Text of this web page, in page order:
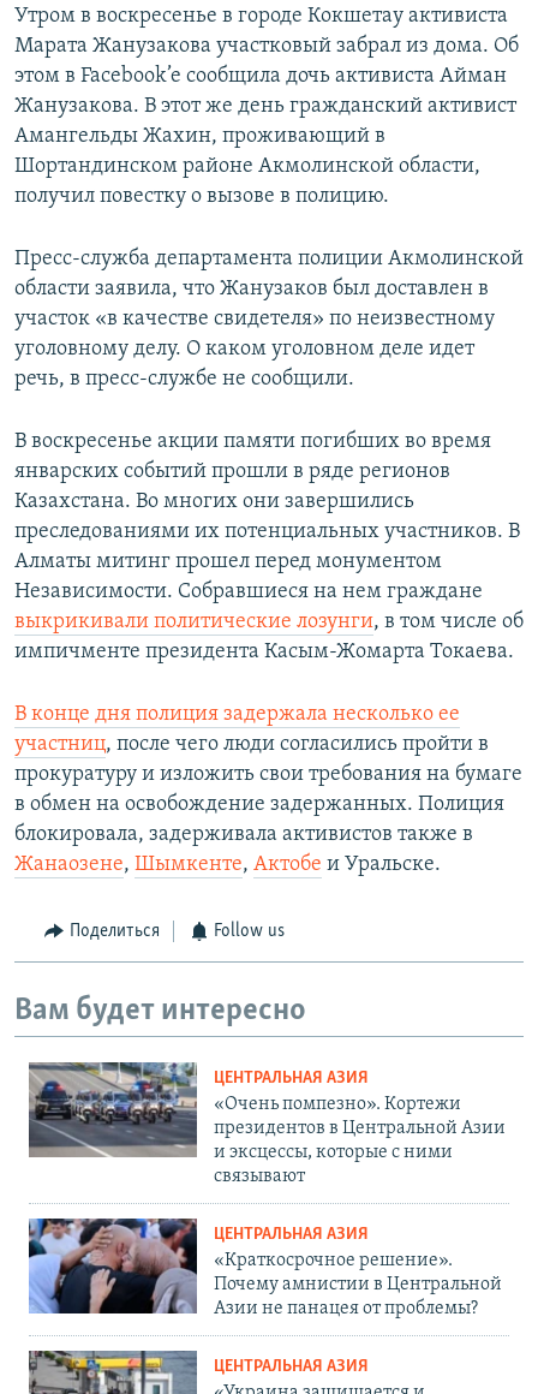
Утром в воскресенье в городе Кокшетау активиста
Марата Жанузакова участковый забрал из дома. Об
этом в Facebook’e сообщила дочь активиста Айман
Жанузакова. В этот же день гражданский активист
Амангельды Жахин, проживающий в
Шортандинском районе Акмолинской области,
получил повестку о вызове в полицию.
Пресс-служба департамента полиции Акмолинской
области заявила, что Жанузаков был доставлен в
участок «в качестве свидетеля» по неизвестному
уголовному делу. О каком уголовном деле идет
речь, в пресс-службе не сообщили.
В воскресенье акции памяти погибших во время
январских событий прошли в ряде регионов
Казахстана. Во многих они завершились
преследованиями их потенциальных участников. В
Алматы митинг прошел перед монументом
Независимости. Собравшиеся на нем граждане
выкрикивали политические лозунги, в том числе об
импичменте президента Касым-Жомарта Токаева.
В конце дня полиция задержала несколько ее
участниц, после чего люди согласились пройти в
прокуратуру и изложить свои требования на бумаге
в обмен на освобождение задержанных. Полиция
блокировала, задерживала активистов также в
Жанаозене, Шымкенте, Актобе и Уральске.
Поделиться Follow us
Вам будет интересно
ЦЕНТРАЛЬНАЯ АЗИЯ
«Очень помпезно». Кортежи
президентов в Центральной Азии
и эксцессы, которые с ними
связывают
ЦЕНТРАЛЬНАЯ АЗИЯ
«Краткосрочное решение».
Почему амнистии в Центральной
Азии не панацея от проблемы?
ЦЕНТРАЛЬНАЯ АЗИЯ